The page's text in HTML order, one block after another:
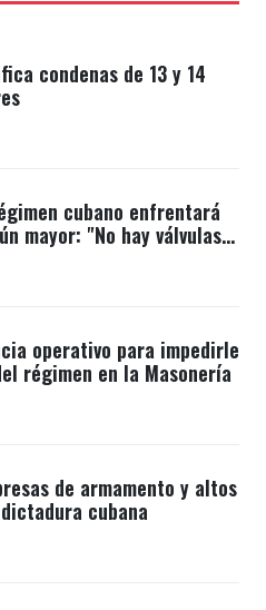
condenas de 13 y 14
cubano enfrentará
mayor: "No hay válvulas
operativo para impedirle
régimen en la Masonería
de armamento y altos
cubana